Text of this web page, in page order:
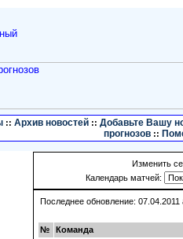
:: Архив новостей :: Добавьте Вашу
прогнозов ::
Изменить
Календарь матчей:
Последнее обновление: 07.04.2011
№
Команда